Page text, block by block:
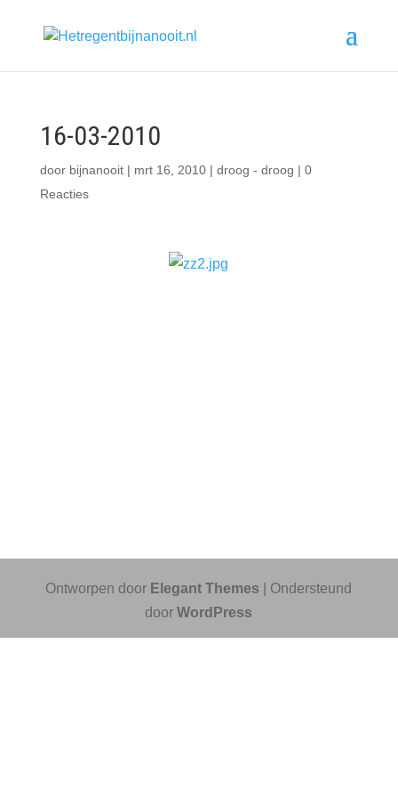
16-03-2010
door bijnanooit| mrt 16, 2010| droog - droog | 0
Reacties
Ontworpen door Elegant Themes | Ondersteund
doorWordPress